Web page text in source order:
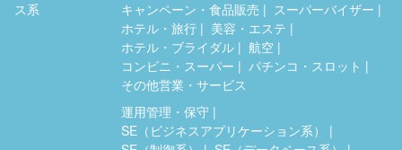
ス系
キャンペーン・食品販売
スーパーバイザー
ホテル・旅行
美容・エステ
ホテル・ブライダル
航空
コンビニ・スーパー
パチンコ・スロット
その他営業・サービス
運用管理・保守
SE（ビジネスアプリケーション系）